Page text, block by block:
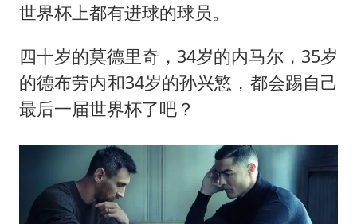
世界杯上都有进球的球员。
四十岁的莫德里奇，34岁的内马尔，35岁
的德布劳内和34岁的孙兴慜，都会踢自己
最后一届世界杯了吧？